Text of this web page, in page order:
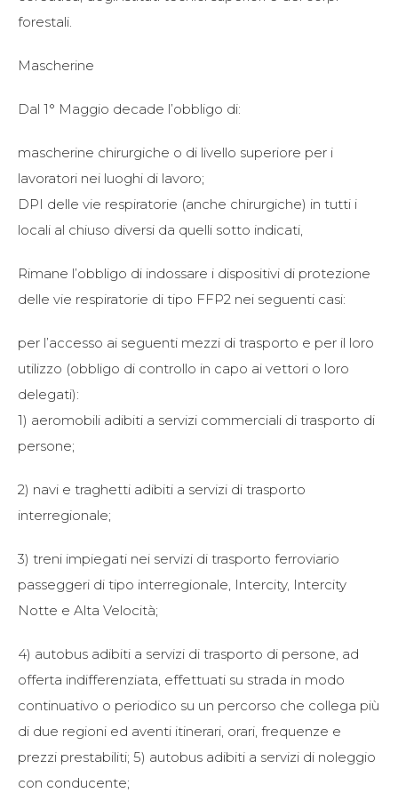
forestali.
Mascherine
Dal 1° Maggio decade l’obbligo di:
mascherine chirurgiche o di livello superiore per i
lavoratori nei luoghi di lavoro;
DPI delle vie respiratorie (anche chirurgiche) in tutti i
locali al chiuso diversi da quelli sotto indicati,
Rimane l’obbligo di indossare i dispositivi di protezione
delle vie respiratorie di tipo FFP2 nei seguenti casi:
per l’accesso ai seguenti mezzi di trasporto e per il loro
utilizzo (obbligo di controllo in capo ai vettori o loro
delegati):
1) aeromobili adibiti a servizi commerciali di trasporto di
persone;
2) navi e traghetti adibiti a servizi di trasporto
interregionale;
3) treni impiegati nei servizi di trasporto ferroviario
passeggeri di tipo interregionale, Intercity, Intercity
Notte e Alta Velocità;
4) autobus adibiti a servizi di trasporto di persone, ad
offerta indifferenziata, effettuati su strada in modo
continuativo o periodico su un percorso che collega più
di due regioni ed aventi itinerari, orari, frequenze e
prezzi prestabiliti; 5) autobus adibiti a servizi di noleggio
con conducente;